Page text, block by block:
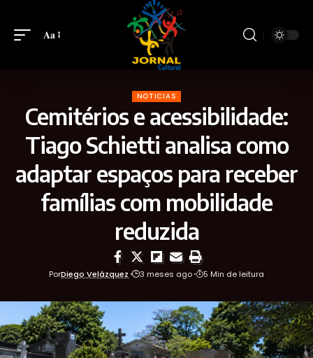
Aa
NOTICIAS
Cemitérios e acessibilidade:
Tiago Schietti analisa como
adaptar espaços para receber
famílias com mobilidade
reduzida
PorDiego Velázquez 3 meses ago 5 Min de leitura